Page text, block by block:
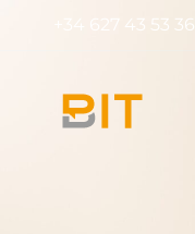
+34 627 43 53 36